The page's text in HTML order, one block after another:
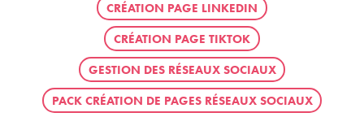
CRÉATION PAGE LINKEDIN
CRÉATION PAGE TIKTOK
GESTION DES RÉSEAUX SOCIAUX
PACK CRÉATION DE PAGES RÉSEAUX SOCIAUX